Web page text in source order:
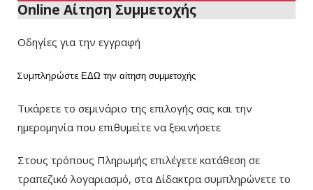
Online Αίτηση Συμμετοχής
Οδηγίες για την εγγραφή
Συμπληρώστε ΕΔΩ την αίτηση συμμετοχής
Τικάρετε το σεμινάριο της επιλογής σας και την
ημερομηνία που επιθυμείτε να ξεκινήσετε
Στους τρόπους Πληρωμής επιλέγετε κατάθεση σε
τραπεζικό λογαριασμό, στα Δίδακτρα συμπληρώνετε το